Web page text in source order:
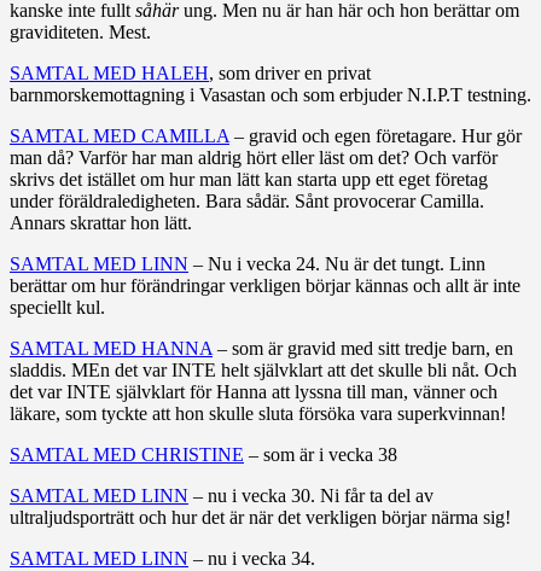
kanske inte fullt såhärung. Men nu är han här och hon berättar om
graviditeten. Mest.
SAMTAL MED HALEH, som driver en privat
barnmorskemottagning i Vasastan och som erbjuder N.I.P.T testning.
SAMTAL MED CAMILLA – gravid och egen företagare. Hur gör
man då? Varför har man aldrig hört eller läst om det? Och varför
skrivs det istället om hur man lätt kan starta upp ett eget företag
under föräldraledigheten. Bara sådär. Sånt provocerar Camilla.
Annars skrattar hon lätt.
SAMTAL MED LINN – Nu i vecka 24. Nu är det tungt. Linn
berättar om hur förändringar verkligen börjar kännas och allt är inte
speciellt kul.
SAMTAL MED HANNA – som är gravid med sitt tredje barn, en
sladdis. MEn det var INTE helt självklart att det skulle bli nåt. Och
det var INTE självklart för Hanna att lyssna till man, vänner och
läkare, som tyckte att hon skulle sluta försöka vara superkvinnan!
SAMTAL MED CHRISTINE – som är i vecka 38
SAMTAL MED LINN – nu i vecka 30. Ni får ta del av
ultraljudsporträtt och hur det är när det verkligen börjar närma sig!
SAMTAL MED LINN – nu i vecka 34.